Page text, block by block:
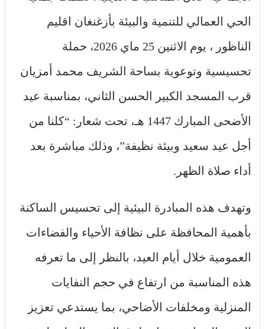
الحي العمالي للتنمية والبيئة بأزغنغان اقليم
الناظور ، يوم الاثنين 25 ماي 2026، حملة
تحسيسية وتوعوية بساحة الشريف محمد أمزيان
قرب المسجد الكبير الحسن الثاني، بمناسبة عيد
الأضحى المبارك 1447 هـ، تحت شعار: “كلنا من
أجل عيد سعيد وبيئة نظيفة”، وذلك مباشرة بعد
أداء صلاة الظهر.
وتهدف هذه المبادرة البيئية إلى تحسيس الساكنة
بأهمية المحافظة على نظافة الأحياء والفضاءات
العمومية خلال أيام العيد، بالنظر إلى ما تعرفه
هذه المناسبة من ارتفاع في حجم النفايات
المنزلية ومخلفات الأضاحي، بما يستدعي تعزيز